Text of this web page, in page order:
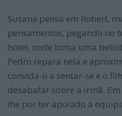
Susana pensa em Robert,
pensamentos, pegando no
hotel, onde toma uma
Pedro repara nela e
convida-o a sentar-se e o
desabafar sobre a irmã.
lhe por ter apoiado a